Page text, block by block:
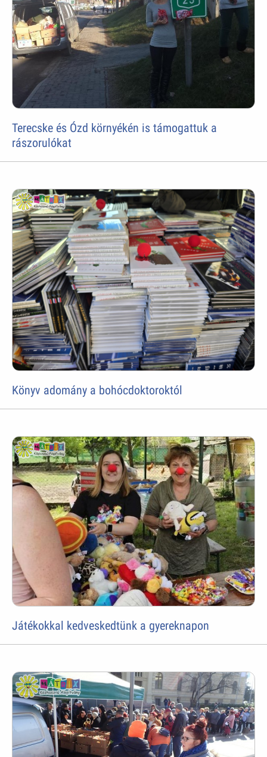
Terecske és Ózd környékén is támogattuk a
rászorulókat
Könyv adomány a bohócdoktoroktól
Játékokkal kedveskedtünk a gyereknapon